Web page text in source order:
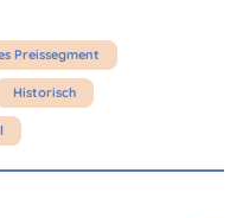
Preissegment
Historisch